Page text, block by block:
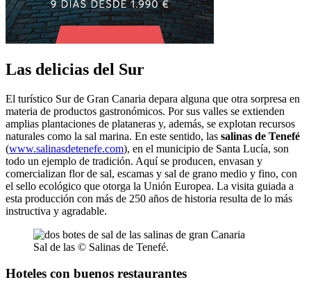
Las delicias del Sur
El turístico Sur de Gran Canaria depara alguna que otra sorpresa en
materia de productos gastronómicos. Por sus valles se extienden
amplias plantaciones de plataneras y, además, se explotan recursos
naturales como la sal marina. En este sentido, las salinas de Tenefé
(www.salinasdetenefe.com), en el municipio de Santa Lucía, son
todo un ejemplo de tradición. Aquí se producen, envasan y
comercializan flor de sal, escamas y sal de grano medio y fino, con
el sello ecológico que otorga la Unión Europea. La visita guiada a
esta producción con más de 250 años de historia resulta de lo más
instructiva y agradable.
Sal de las © Salinas de Tenefé.
Hoteles con buenos restaurantes